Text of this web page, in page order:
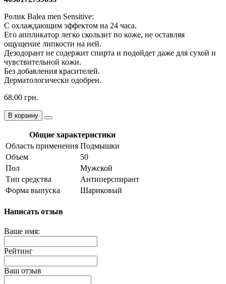
Ролик Balea men Sensitive:
С охлаждающим эффектом на 24 часа.
Его аппликатор легко скользит по коже, не оставляя
ощущение липкости на ней.
Дезодорант не содержит спирта и подойдет даже для сухой и
чувствительной кожи.
Без добавления красителей.
Дерматологически одобрен.
68.00 грн.
В корзину
Общие характеристики
Область применения Подмышки
Объем
50
Пол
Мужской
Тип средства
Антиперспирант
Форма выпуска
Шариковый
Написать отзыв
Ваше имя:
Рейтинг
Ваш отзыв